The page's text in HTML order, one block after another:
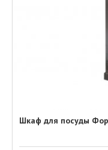
Шкаф для посуды